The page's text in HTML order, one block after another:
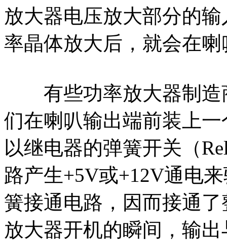
放大器电压放大部分的
率晶体放大后，就会在
有些功率放大器制造
们在喇叭输出端前装上
以继电器的弹簧开关（
路产生+5V或+12V通电
簧接通电路，因而接通
放大器开机的瞬间，输